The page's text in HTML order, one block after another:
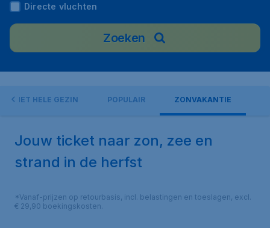
Directe vluchten
Zoeken
HET HELE GEZIN POPULAIR ZONVAKANTIE
Jouw ticket naar zon, zee en
strand in de herfst
*Vanaf-prijzen op retourbasis, incl. belastingen en toeslagen, excl.
€ 29,90 boekingskosten.